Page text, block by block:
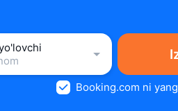
Booking.com ni